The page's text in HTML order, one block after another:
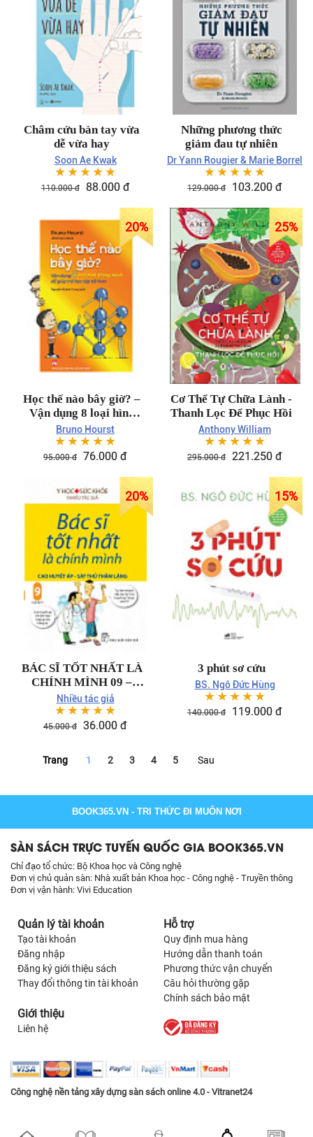
Châm cứu bàn tay vừa
dễ vừa hay
Soon Ae Kwak
☆☆☆☆☆
110.000 đ 88.000 đ
Những phương thức
giảm đau tự nhiên
Dr Yann Rougier & Marie Borrel
☆☆☆☆☆
129.000 đ 103.200 đ
20%
Học thế nào bây giờ? –
Vận dụng 8 loại hình
thông minh để giúp trẻ
học tập tốt hơn
Bruno Hourst
☆☆☆☆☆
95.000 đ 76.000 đ
25%
Cơ Thể Tự Chữa Lành -
Thanh Lọc Để Phục Hồi
Anthony William
☆☆☆☆☆
295.000 đ 221.250 đ
20%
BÁC SĨ TỐT NHẤT LÀ
CHÍNH MÌNH 09 –
CAO HUYẾT ÁP – SÁT
THỦ THẦM LẶNG
Nhiều tác giả
☆☆☆☆☆
45.000 đ 36.000 đ
15%
3 phút sơ cứu
BS. Ngô Đức Hùng
☆☆☆☆☆
140.000 đ 119.000 đ
Trang 1 2 3 4 5 Sau
BOOK365.VN - TRI THỨC ĐI MUÔN NƠI
SÀN SÁCH TRỰC TUYẾN QUỐC GIA BOOK365.VN
Chỉ đạo tổ chức: Bộ Khoa học và Công nghệ
Đơn vị chủ quản sàn: Nhà xuất bản Khoa học - Công nghệ - Truyền thông
Đơn vị vận hành: Vivi Education
Quản lý tài khoản
Tạo tài khoản
Đăng nhập
Đăng ký giới thiệu sách
Thay đổi thông tin tài khoản
Hỗ trợ
Quy định mua hàng
Hướng dẫn thanh toán
Phương thức vận chuyển
Câu hỏi thường gặp
Chính sách bảo mật
Giới thiệu
Liên hệ
Công nghệ nền tảng xây dựng sàn sách online 4.0 - Vitranet24